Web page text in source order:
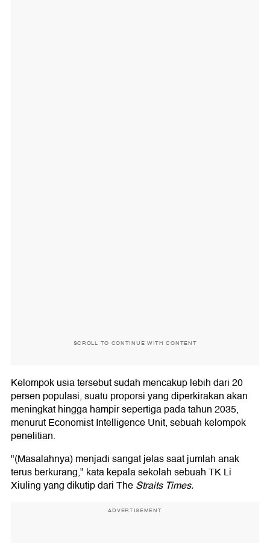
SCROLL TO CONTINUE WITH CONTENT
Kelompok usia tersebut sudah mencakup lebih dari 20
persen populasi, suatu proporsi yang diperkirakan akan
meningkat hingga hampir sepertiga pada tahun 2035,
menurut Economist Intelligence Unit, sebuah kelompok
penelitian.
"(Masalahnya) menjadi sangat jelas saat jumlah anak
terus berkurang," kata kepala sekolah sebuah TK Li
Xiuling yang dikutip dari TheStraits Times.
ADVERTISEMENT